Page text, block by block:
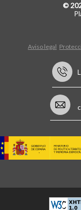
©
Aviso legal